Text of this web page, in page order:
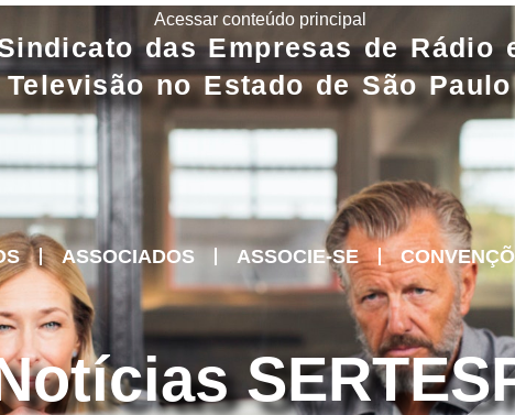
Acessar conteúdo principal
das Empresas de Rádio
Televisão no Estado de São Paulo
ASSOCIADOS ASSOCIE-SE